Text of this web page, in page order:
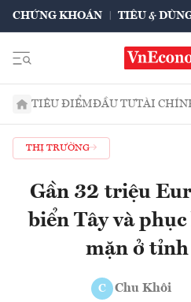
CHỨNG KHOÁN TIÊU &
TIÊU ĐIỂMĐẦU TƯTÀI
THỊ TRƯỜNG
Gần 32 triệu
biển Tây và
mặn ở tỉnh
C Chu Khôi